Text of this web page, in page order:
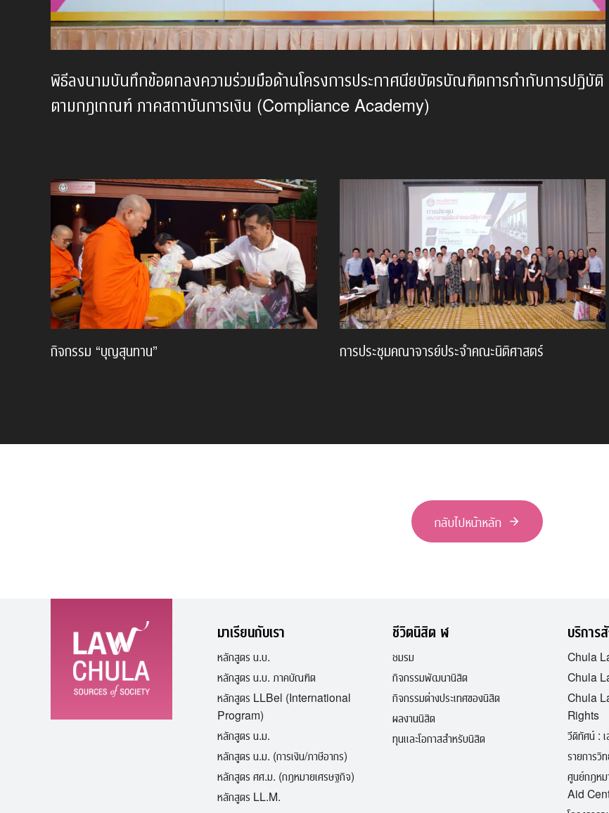
พิธีลงนามบันทึกข้อตกลงความร่วมมือด้านโครงการประกาศนียบัตรบัณฑิตการกำกับการปฏิบัติ
ตามกฎเกณฑ์ ภาคสถาบันการเงิน (Compliance Academy)
กิจกรรม “บุญสุนทาน” การประชุมคณาจารย์ประจำคณะนิติศาสตร์
กลับไปหน้าหลัก
มาเรียนกับเรา
หลักสูตร น.บ.
หลักสูตร น.บ. ภาคบัณฑิต
หลักสูตร LLBel (International
Program)
หลักสูตร น.ม.
หลักสูตร น.ม. (การเงิน/ภาษีอากร)
หลักสูตร ศศ.ม. (กฎหมายเศรษฐกิจ)
หลักสูตร LL.M.
ชีวิตนิสิต ฬ
ชมรม
กิจกรรมพัฒนานิสิต
กิจกรรมต่างประเทศของนิสิต
ผลงานนิสิต
ทุนและโอกาสสำหรับนิสิต
บริการ
Chula
Chula
Chula
Rights
วีดิทัศน์ :
รายการวิ
ศูนย์กฎห
Aid